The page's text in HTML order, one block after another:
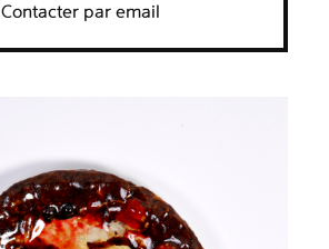
Contacter par email